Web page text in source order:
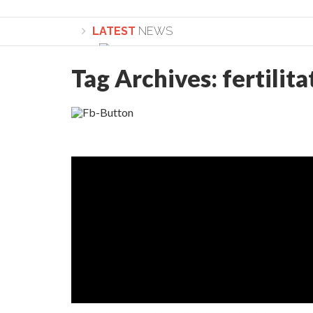
LATEST NEWS
Lepădarea de sine și urmarea lui Hristos.
Academia Română: 5G poate cauza
Tag Archives: